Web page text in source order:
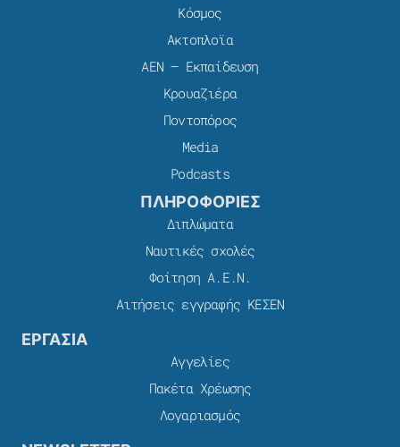
Κόσμος
Ακτοπλοϊα
ΑΕΝ – Εκπαίδευση
Κρουαζιέρα
Ποντοπόρος
Media
Podcasts
ΠΛΗΡΟΦΟΡΙΕΣ
Διπλώματα
Ναυτικές σχολές
Φοίτηση Α.Ε.Ν.
Αιτήσεις εγγραφής ΚΕΣΕΝ
ΕΡΓΑΣΙΑ
Αγγελίες
Πακέτα Χρέωσης​
Λογαριασμός